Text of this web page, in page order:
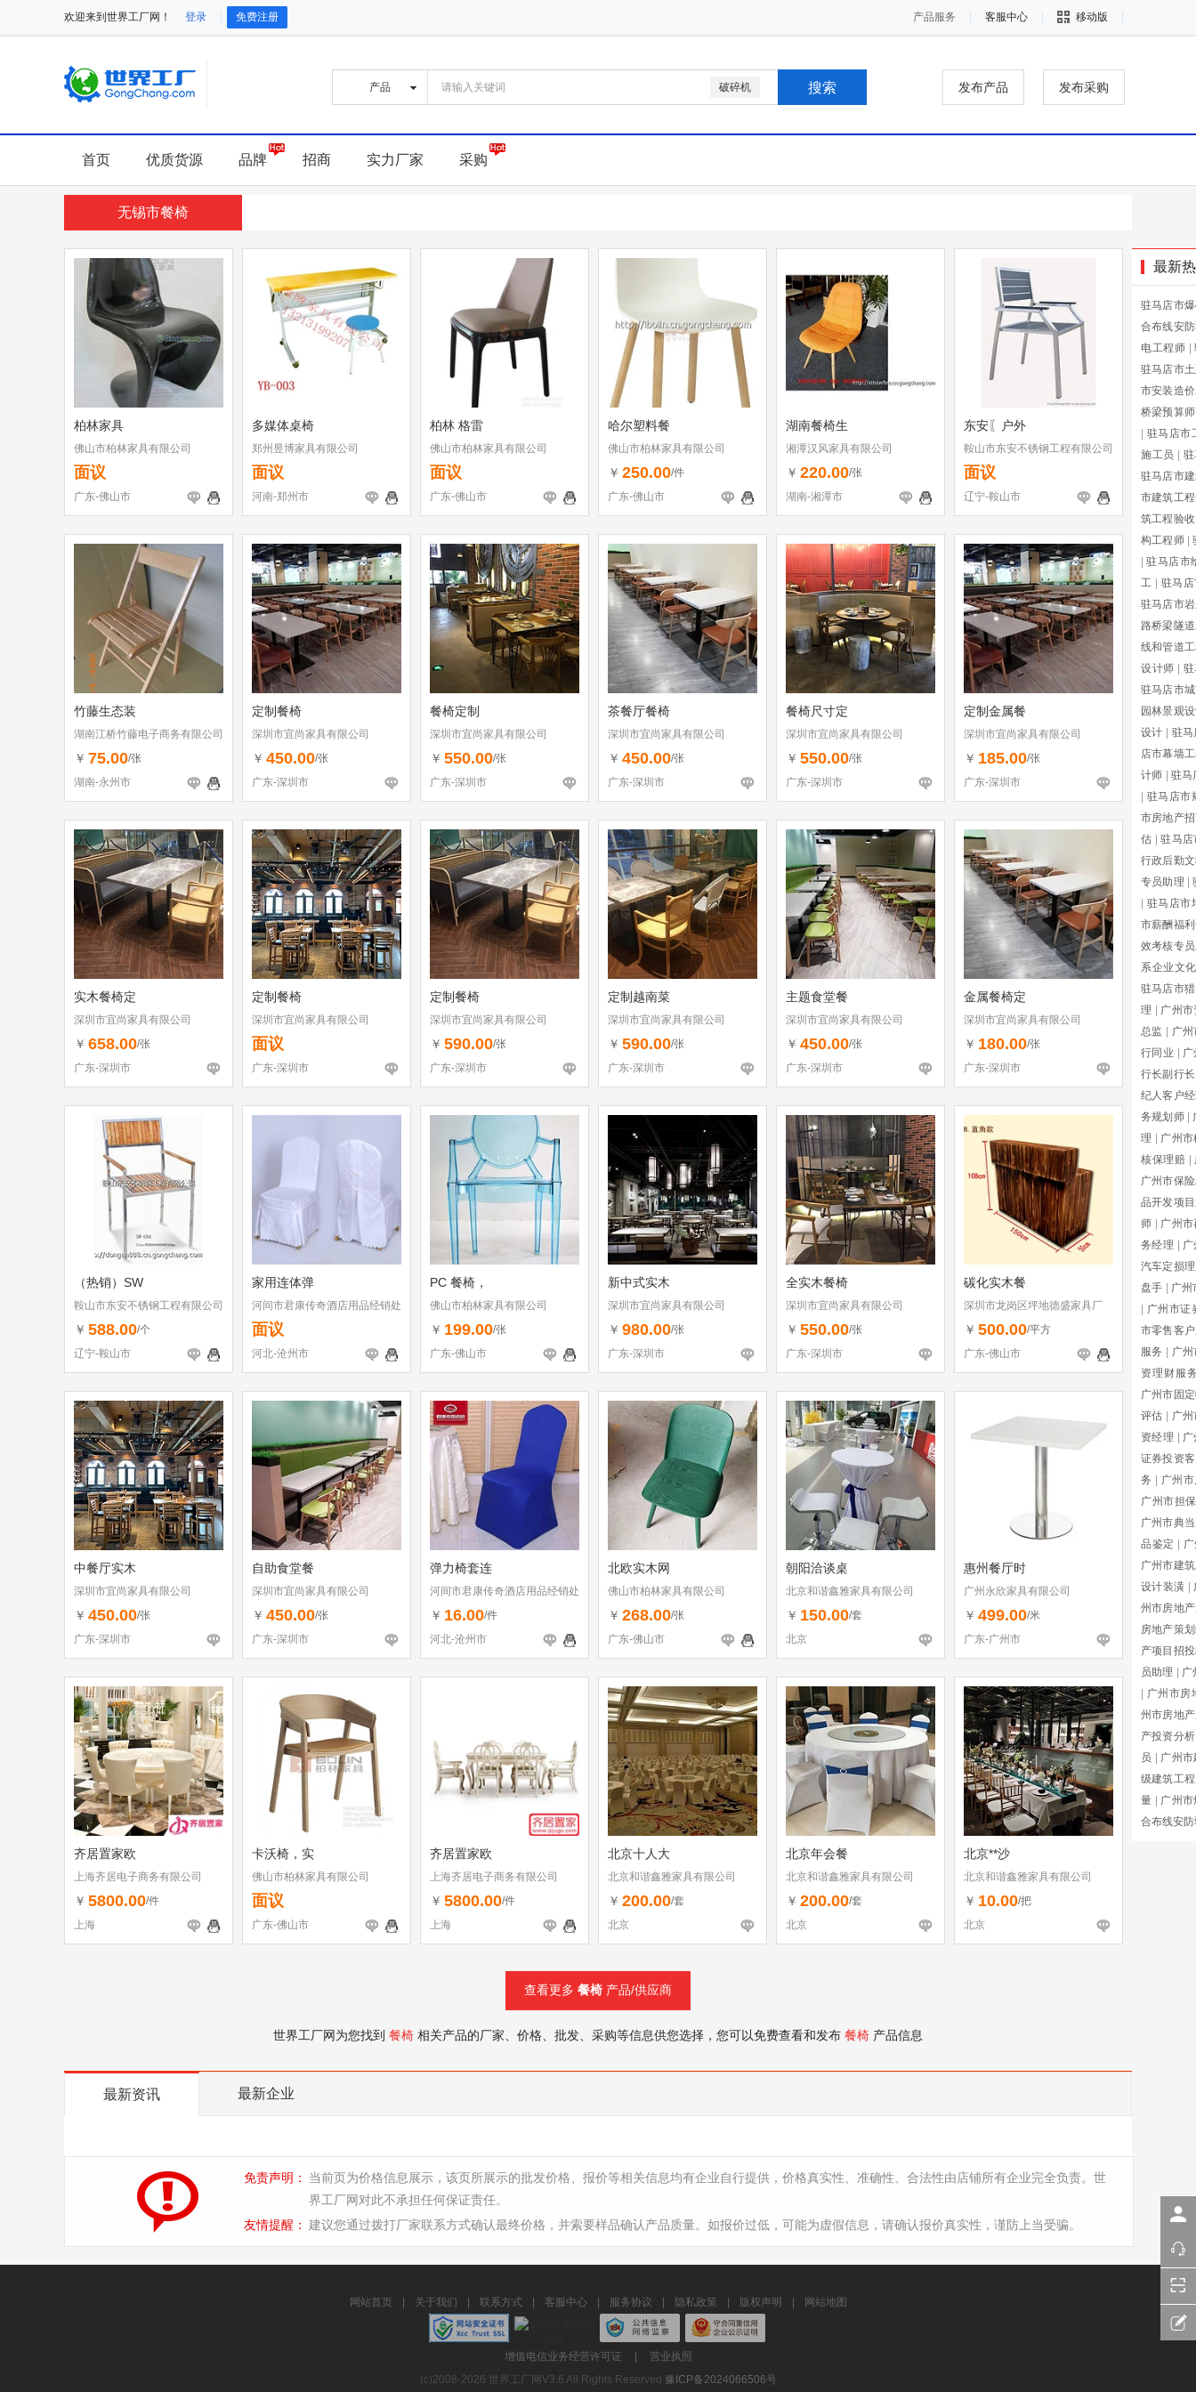
欢迎来到世界工厂网！ 登录 免费注册 产品服务 客服中心 移动版
破碎机 发布产品 发布采购
首页 优质货源 品牌 招商 实力厂家 采购
无锡市餐椅
柏林家具
佛山市柏林家具有限公司
面议
广东-佛山市
多媒体桌椅
郑州昱博家具有限公司
面议
河南-郑州市
柏林 格雷
佛山市柏林家具有限公司
面议
广东-佛山市
哈尔塑料餐
佛山市柏林家具有限公司
￥ 250.00/件
广东-佛山市
湖南餐椅生
湘潭汉风家具有限公司
￥ 220.00/张
湖南-湘潭市
东安〖户外
鞍山市东安不锈钢工程有限公司
面议
辽宁-鞍山市
竹藤生态装
湖南江桥竹藤电子商务有限公司
￥ 75.00/张
湖南-永州市
定制餐椅
深圳市宜尚家具有限公司
￥ 450.00/张
广东-深圳市
餐椅定制
深圳市宜尚家具有限公司
￥ 550.00/张
广东-深圳市
茶餐厅餐椅
深圳市宜尚家具有限公司
￥ 450.00/张
广东-深圳市
餐椅尺寸定
深圳市宜尚家具有限公司
￥ 550.00/张
广东-深圳市
定制金属餐
深圳市宜尚家具有限公司
￥ 185.00/张
广东-深圳市
实木餐椅定
深圳市宜尚家具有限公司
￥ 658.00/张
广东-深圳市
定制餐椅
深圳市宜尚家具有限公司
面议
广东-深圳市
定制餐椅
深圳市宜尚家具有限公司
￥ 590.00/张
广东-深圳市
定制越南菜
深圳市宜尚家具有限公司
￥ 590.00/张
广东-深圳市
主题食堂餐
深圳市宜尚家具有限公司
￥ 450.00/张
广东-深圳市
金属餐椅定
深圳市宜尚家具有限公司
￥ 180.00/张
广东-深圳市
（热销）SW
鞍山市东安不锈钢工程有限公司
￥ 588.00/个
辽宁-鞍山市
家用连体弹
河间市君康传奇酒店用品经销处
面议
河北-沧州市
PC 餐椅，
佛山市柏林家具有限公司
￥ 199.00/张
广东-佛山市
新中式实木
深圳市宜尚家具有限公司
￥ 980.00/张
广东-深圳市
全实木餐椅
深圳市宜尚家具有限公司
￥ 550.00/张
广东-深圳市
碳化实木餐
深圳市龙岗区坪地德盛家具厂
￥ 500.00/平方
广东-佛山市
中餐厅实木
深圳市宜尚家具有限公司
￥ 450.00/张
广东-深圳市
自助食堂餐
深圳市宜尚家具有限公司
￥ 450.00/张
广东-深圳市
弹力椅套连
河间市君康传奇酒店用品经销处
￥ 16.00/件
河北-沧州市
北欧实木网
佛山市柏林家具有限公司
￥ 268.00/张
广东-佛山市
朝阳洽谈桌
北京和谐鑫雅家具有限公司
￥ 150.00/套
北京
惠州餐厅时
广州永欣家具有限公司
￥ 499.00/米
广东-广州市
齐居置家欧
上海齐居电子商务有限公司
￥ 5800.00/件
上海
卡沃椅，实
佛山市柏林家具有限公司
面议
广东-佛山市
齐居置家欧
上海齐居电子商务有限公司
￥ 5800.00/件
上海
北京十人大
北京和谐鑫雅家具有限公司
￥ 200.00/套
北京
北京年会餐
北京和谐鑫雅家具有限公司
￥ 200.00/套
北京
北京**沙
北京和谐鑫雅家具有限公司
￥ 10.00/把
北京
查看更多 餐椅 产品/供应商
世界工厂网为您找到 餐椅 相关产品的厂家、价格、批发、采购等信息供您选择，您可以免费查看和发布 餐椅 产品信息
最新
驻马店市
合布线安
电工程师
驻马店市
市安装造
桥梁预算师
驻马店市
施工员
驻马店市
市建筑工
筑工程验收
构工程师
驻马店市
工
驻马
驻马店市
路桥梁隧
线和管道
设计师
驻马店市
园林景观
设计
驻
店市幕墙
计师
驻马
驻马店市
市房地产
估
驻马店
行政后勤
专员助理
驻马店市
市薪酬福
效考核专
系企业文化
驻马店市
理
广州
总监
广
行同业
行长副行长
纪人客户
务规划师
理
广州
核保理赔
广州市保
品开发项
师
广州
务经理
汽车定损
盘手
广州
广州市证
市零售客
服务
广
资理财服
广州市固
评估
广
资经理
证券投资
务
广州
广州市担
广州市典
品鉴定
广州市建
设计装潢
州市房地
房地产策
产项目招
员助理
广
广州市房
州市房地
产投资分析
员
广州
级建筑工
量
广州
合布线安
最新资讯 最新企业
免责声明：
当前页为价格信息展示，该页所展示的批发价格、报价等相关信息均有企业自行提供，价格真实性、准确性、合法性由店铺所有企业完全负责。世
界工厂网对此不承担任何保证责任。
友情提醒： 建议您通过拨打厂家联系方式确认最终价格，并索要样品确认产品质量。如报价过低，可能为虚假信息，请确认报价真实性，谨防上当受骗。
网站首页 关于我们 联系方式 客服中心 服务协议 隐私政策 版权声明 网站地图
增值电信业务经营许可证
营业执照
(c)2008-2026 世界工厂网V3.6 All Rights Reserved 豫ICP备2024066506号